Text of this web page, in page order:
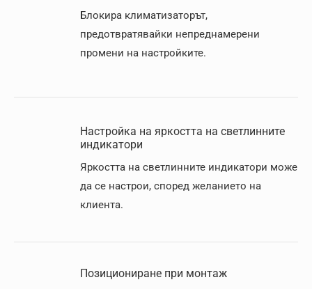
Блокира климатизаторът,
предотвратявайки непреднамерени
промени на настройките.
Настройка на яркостта на светлинните
индикатори
Яркостта на светлинните индикатори може
да се настрои, според желанието на
клиента.
Позициониране при монтаж